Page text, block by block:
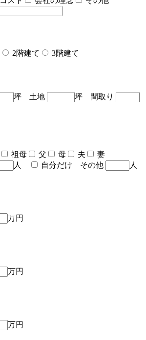
2階建て 3階建て
坪 土地 坪
間取り
祖母 父 母 夫
妻
人 自分だけ その他 人
万円
万円
万円